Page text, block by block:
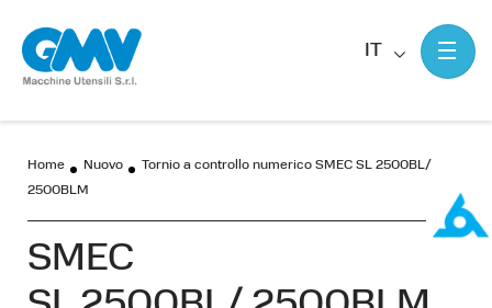
IT
Home Nuovo
Tornio a controllo numerico SMEC SL 2500BL/
2500BLM
SMEC